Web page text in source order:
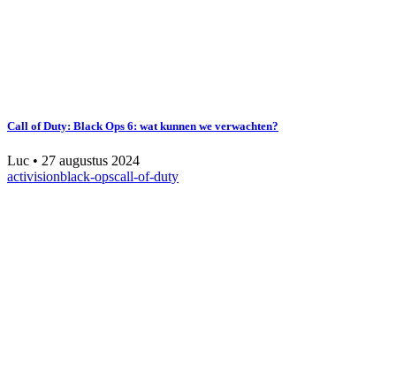
Call of Duty: Black Ops 6: wat kunnen we verwachten?
Luc • 27 augustus 2024
activisionblack-opscall-of-duty